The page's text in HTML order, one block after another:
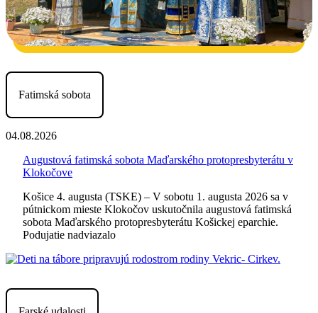
Fatimská sobota
04.08.2026
Augustová fatimská sobota Maďarského protopresbyterátu v
Klokočove
Košice 4. augusta (TSKE) – V sobotu 1. augusta 2026 sa v
pútnickom mieste Klokočov uskutočnila augustová fatimská
sobota Maďarského protopresbyterátu Košickej eparchie.
Podujatie nadviazalo